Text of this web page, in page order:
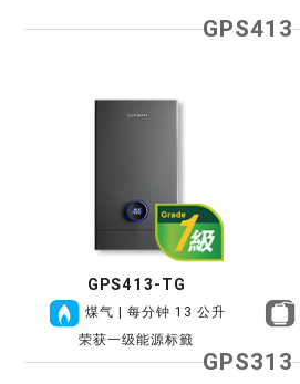
GPS413
GPS413-TG
煤气 | 每分钟 13 公升
荣获一级能源标籤
GPS313